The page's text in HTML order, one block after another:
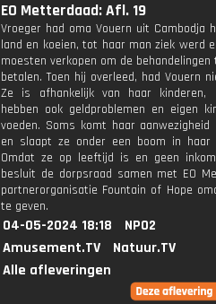
EO Metterdaad: Afl. 19
Vroeger had oma Vouern uit Cambodja
land en koeien, tot haar man ziek werd
moesten verkopen om de behandelingen
betalen. Toen hij overleed, had Vouern
Ze is afhankelijk van haar kinderen,
hebben ook geldproblemen en eigen
voeden. Soms komt haar
en slaapt ze onder een boom in haar
Omdat ze op leeftijd is en geen
besluit de dorpsraad samen met EO
partnerorganisatie Fountain of Hope
te geven.
04-05-2024 18:18
NPO2
Amusement.TV
Natuur.TV
Alle afleveringen